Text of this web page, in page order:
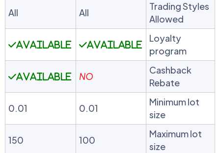
Trading Styles
Allowed
All
All
Loyalty
program
Available
Available
Cashback
Rebate
NO
Available
Minimum lot
size
0.01
0.01
Maximum lot
size
100
150